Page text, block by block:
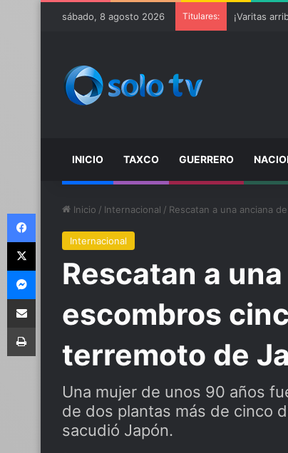
sábado, 8 agosto 2026 Titulares: Ter Stegen
INICIO TAXCO GUERRERO
Inicio / Internacional / Rescatan a una anciana
Internacional
Rescatan a
escombros
terremoto de
Una mujer de unos 90 años
de dos plantas más de cinco
sacudió Japón.
Facebook
X
Messenger
Compartir por email
Imprimir